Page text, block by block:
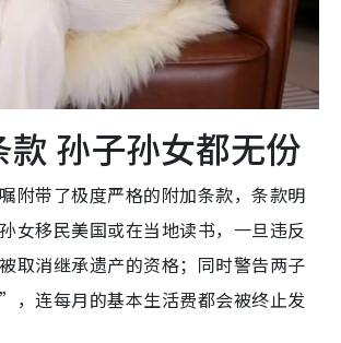
款 孙子孙女都无份
附带了极度严格的附加条款，条款明
女移民美国或在当地读书，一旦违反
取消继承遗产的资格；同时警告两子
连每月的基本生活费都会被终止发